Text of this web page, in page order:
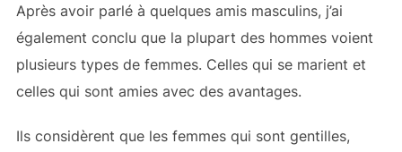
Après avoir parlé à quelques amis masculins, j’ai
également conclu que la plupart des hommes voient
plusieurs types de femmes. Celles qui se marient et
celles qui sont amies avec des avantages.
Ils considèrent que les femmes qui sont gentilles,